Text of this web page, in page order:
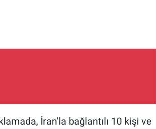
İran’la bağlantılı 10 kişi ve